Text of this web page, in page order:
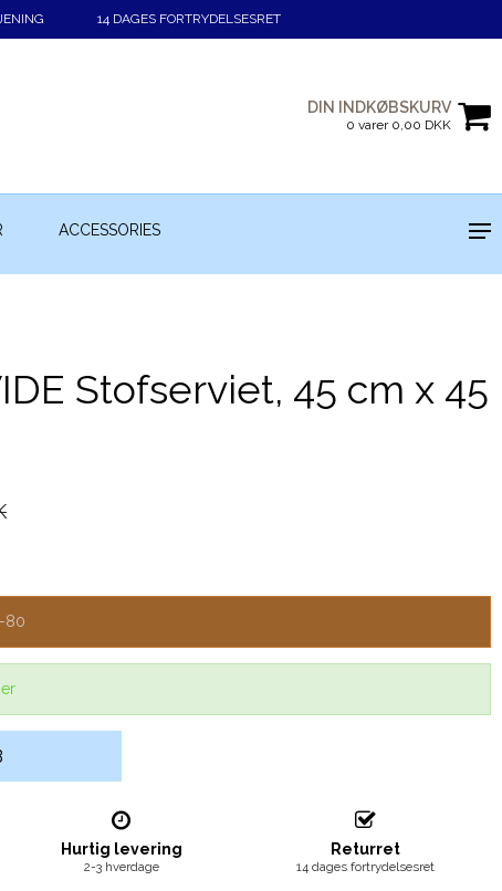
14 DAGES FORTRYDELSESRET
DIN INDKØBSKURV
0 varer 0,00 DKK
ACCESSORIES
Stofserviet, 45 cm x 45
80
Hurtig levering
2-3 hverdage
Returret
14 dages fortrydelsesret